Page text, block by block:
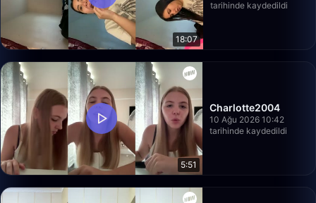
18:07
tarihinde kaydedildi
5:51
Charlotte2004
10 Ağu 2026 10:42
tarihinde kaydedildi